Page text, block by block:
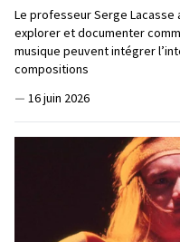
Le professeur Serge
explorer et documenter
musique peuvent intégrer
compositions
— 16 juin 2026